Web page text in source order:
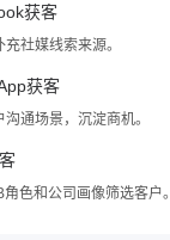
获客
充社媒线索来源。
获客
沟通场景，沉淀商机。
色和公司画像筛选客户。